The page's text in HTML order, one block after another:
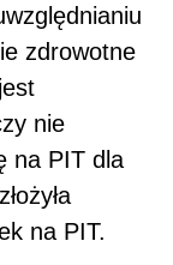
zdrowotne
nie
na PIT dla
na PIT.